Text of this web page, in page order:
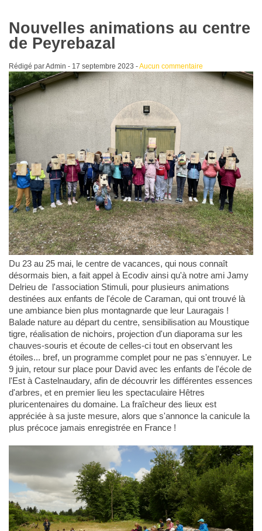
Nouvelles animations au centre
de Peyrebazal
Rédigé par Admin - 17 septembre 2023 -Aucun commentaire
Du 23 au 25 mai, le centre de vacances, qui nous connaît
désormais bien, a fait appel à Ecodiv ainsi qu'à notre ami Jamy
Delrieu de l'association Stimuli, pour plusieurs animations
destinées aux enfants de l'école de Caraman, qui ont trouvé là
une ambiance bien plus montagnarde que leur Lauragais !
Balade nature au départ du centre, sensibilisation au Moustique
tigre, réalisation de nichoirs, projection d'un diaporama sur les
chauves-souris et écoute de celles-ci tout en observant les
étoiles... bref, un programme complet pour ne pas s'ennuyer. Le
9 juin, retour sur place pour David avec les enfants de l'école de
l'Est à Castelnaudary, afin de découvrir les différentes essences
d'arbres, et en premier lieu les spectaculaire Hêtres
pluricentenaires du domaine. La fraîcheur des lieux est
appréciée à sa juste mesure, alors que s'annonce la canicule la
plus précoce jamais enregistrée en France !